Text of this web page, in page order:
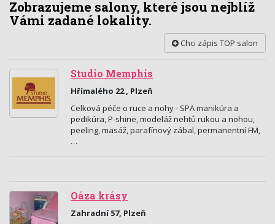
Zobrazujeme salony, které jsou nejblíž
Vámi zadané lokality.
Chci zápis TOP salon
Studio Memphis
Hřímalého 22 , Plzeň
Celková péče o ruce a nohy - SPA manikúra a
pedikúra, P-shine, modeláž nehtů rukou a nohou,
peeling, masáž, parafínový zábal, permanentní FM,
…
Oáza krásy
Zahradní 57, Plzeň